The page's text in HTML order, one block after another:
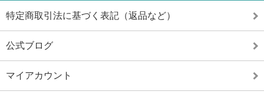
特定商取引法に基づく表記（返品など）
公式ブログ
マイアカウント